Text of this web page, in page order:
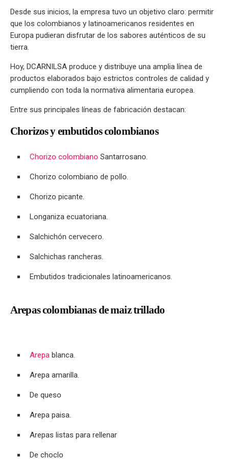
Desde sus inicios, la empresa tuvo un objetivo claro: permitir
que los colombianos y latinoamericanos residentes en
Europa pudieran disfrutar de los sabores auténticos de su
tierra.
Hoy, DCARNILSA produce y distribuye una amplia línea de
productos elaborados bajo estrictos controles de calidad y
cumpliendo con toda la normativa alimentaria europea.
Entre sus principales líneas de fabricación destacan:
Chorizos y embutidos colombianos
Chorizo colombiano Santarrosano.
Chorizo colombiano de pollo.
Chorizo picante.
Longaniza ecuatoriana.
Salchichón cervecero.
Salchichas rancheras.
Embutidos tradicionales latinoamericanos.
Arepas colombianas de maiz trillado
Arepa blanca.
Arepa amarilla.
De queso
Arepa paisa.
Arepas listas para rellenar
De choclo